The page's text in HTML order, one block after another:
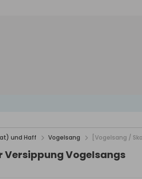
und Haff Vogelsang [Vogelsang /
Versippung Vogelsangs